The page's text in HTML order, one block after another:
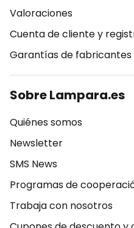
Valoraciones
Cuenta de cliente y
Garantías de fabricantes
Sobre Lampara.es
Quiénes somos
Newsletter
SMS News
Programas de
Trabaja con nosotros